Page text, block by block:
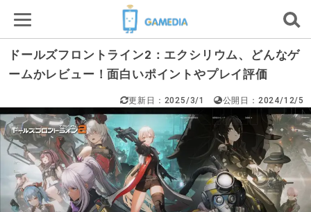
ドールズフロントライン2：エクシリウム、どんなゲ
ームかレビュー！面白いポイントやプレイ評価
更新日：2025/3/1 公開日：2024/12/5